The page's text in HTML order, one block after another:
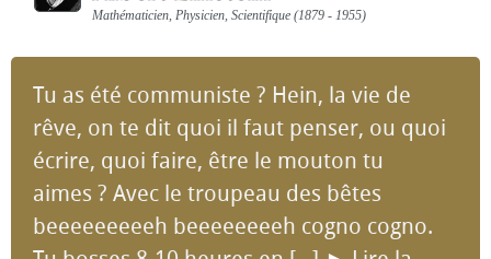
Mathématicien, Physicien, Scientifique (1879 - 1955)
Tu as été communiste ? Hein, la vie de
rêve, on te dit quoi il faut penser, ou quoi
écrire, quoi faire, être le mouton tu
aimes ? Avec le troupeau des bêtes
beeeeeeeeeh beeeeeeeeh cogno cogno.